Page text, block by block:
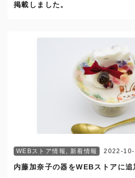
掲載しました。
WEBストア情報 , 新着情報 2022-
内藤加奈子の器をWEBストアに追